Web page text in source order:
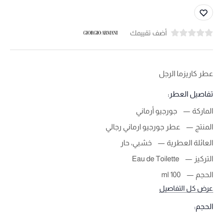
أضف تقييمك
عطر كاريزما الرجل
تفاصيل العطر:
الماركة
جورجيو أرماني
المنتج
عطر جورجيو ارماني رجالي
العائلة العطرية
خشبي، حار
التركيز
Eau de Toilette
الحجم
100 ml
عرض كل التفاصيل
الحجم: